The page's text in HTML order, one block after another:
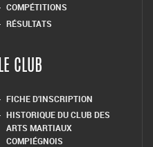
COMPÉTITIONS
RÉSULTATS
LE CLUB
FICHE D’INSCRIPTION
HISTORIQUE DU CLUB DES
ARTS MARTIAUX
COMPIÉGNOIS